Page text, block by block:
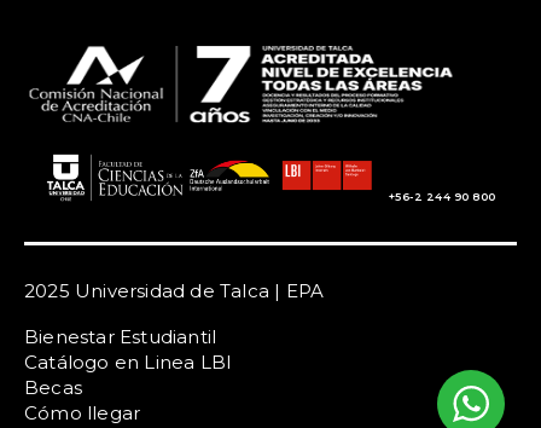
+56-2 244 90 800
2025 Universidad de Talca | EPA
Bienestar Estudiantil
Catálogo en Linea LBI
Becas
Cómo llegar